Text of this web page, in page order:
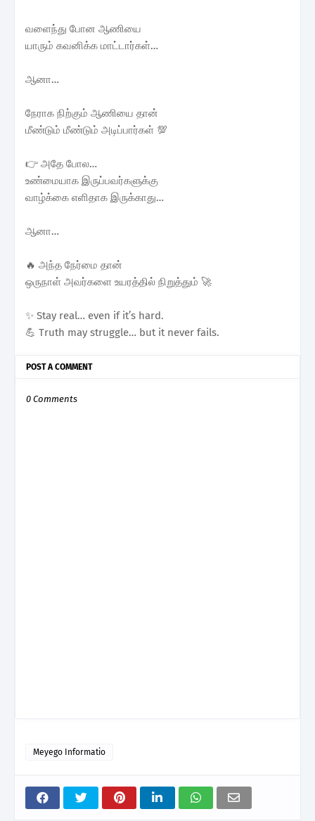
வளைந்து போன ஆணியை
யாரும் கவனிக்க மாட்டார்கள்…
ஆனா…
நேராக நிற்கும் ஆணியை தான்
மீண்டும் மீண்டும் அடிப்பார்கள் 💯
👉 அதே போல…
உண்மையாக இருப்பவர்களுக்கு
வாழ்க்கை எளிதாக இருக்காது…
ஆனா…
🔥 அந்த நேர்மை தான்
ஒருநாள் அவர்களை உயரத்தில் நிறுத்தும் 🚀
✨ Stay real… even if it’s hard.
💪 Truth may struggle… but it never fails.
POST A COMMENT
0 Comments
Meyego Informatio